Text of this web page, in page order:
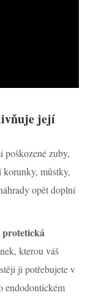
její
poškozené zuby,
korunky, můstky,
opět doplní
protetická
kterou váš
ji potřebujete v
endodontickém